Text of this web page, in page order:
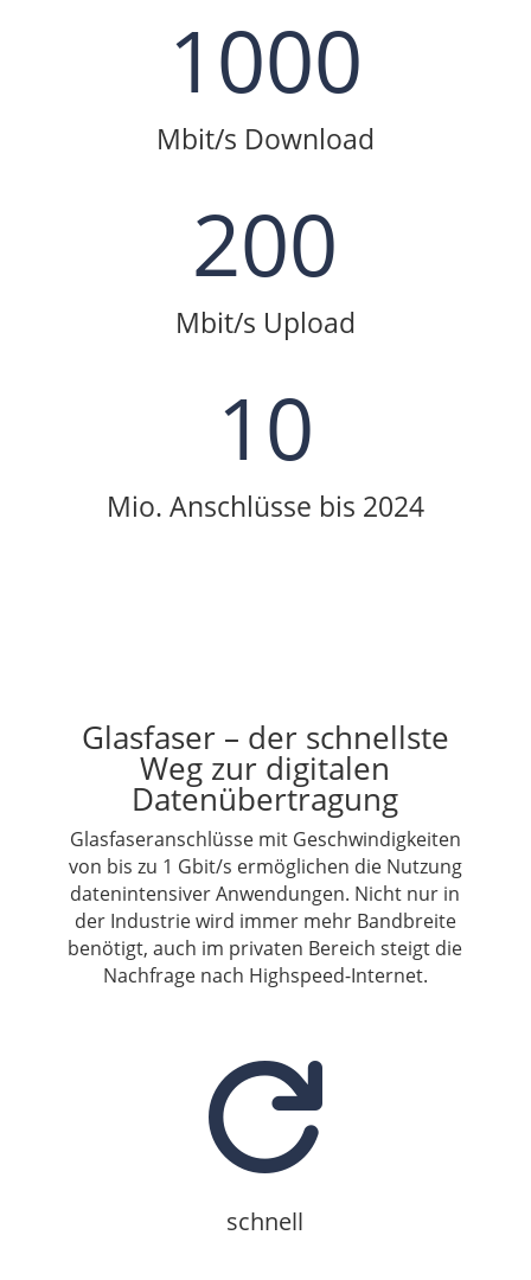
1000
Mbit/s Download
200
Mbit/s Upload
10
Mio. Anschlüsse bis 2024
Glasfaser – der schnellste
Weg zur digitalen
Datenübertragung
Glasfaseranschlüsse mit Geschwindigkeiten
von bis zu 1 Gbit/s ermöglichen die Nutzung
datenintensiver Anwendungen. Nicht nur in
der Industrie wird immer mehr Bandbreite
benötigt, auch im privaten Bereich steigt die
Nachfrage nach Highspeed-Internet.

schnell